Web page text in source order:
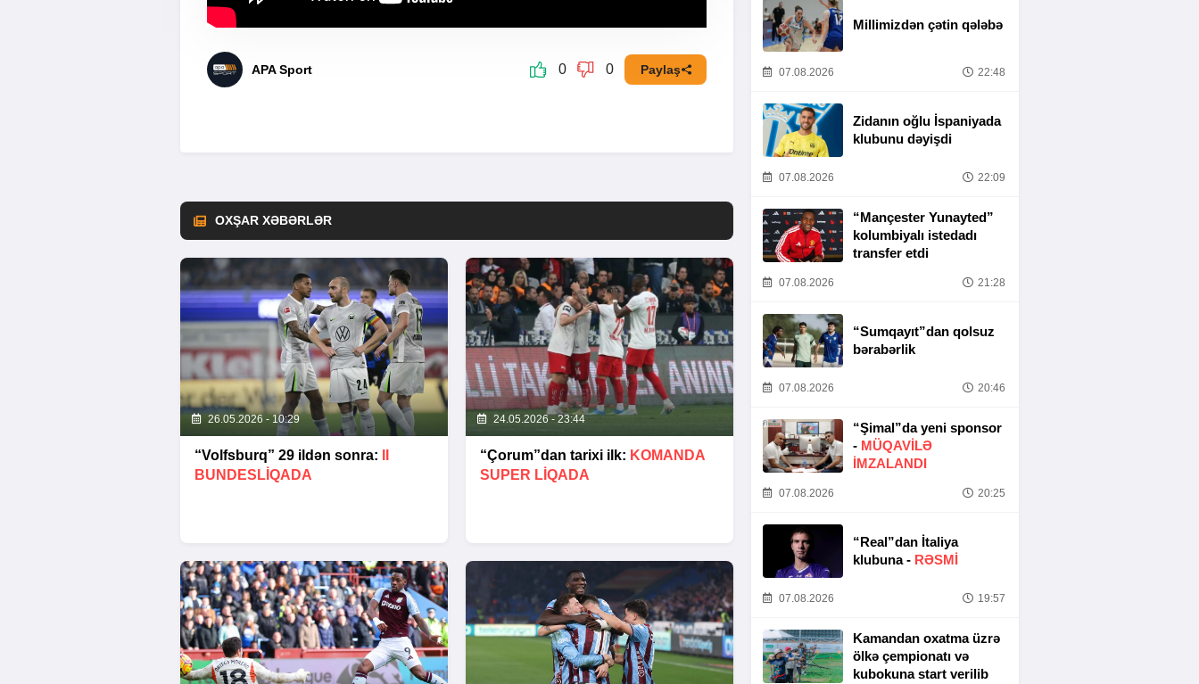
APA Sport 0 0 Paylaş
OXŞAR XƏBƏRLƏR
26.05.2026 - 10:29
“Volfsburq” 29 ildən sonra:
BUNDESLİQADA
24.05.2026 - 23:44
“Çorum”dan tarixi ilk: KOMANDA
SUPER LIQADA
Millimizdən çətin qələbə
07.08.2026 22:48
Zidanın oğlu İspaniyada
klubunu dəyişdi
07.08.2026 22:09
“Mançester Yunayted”
kolumbiyalı istedadı
transfer etdi
07.08.2026 21:28
“Sumqayıt”dan qolsuz
bərabərlik
07.08.2026 20:46
“Şimal”da yeni sponsor
- MÜQAVİLƏ
İMZALANDI
07.08.2026 20:25
“Real”dan İtaliya
klubuna - RƏSMİ
07.08.2026 19:57
Kamandan oxatma üzrə
ölkə çempionatı və
kubokuna start verilib